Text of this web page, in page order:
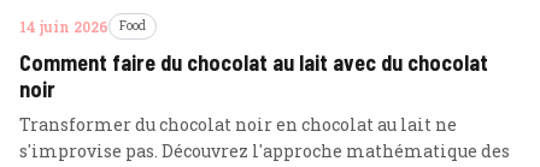
14 juin 2026 Food
Comment faire du chocolat au lait avec du chocolat
noir
Transformer du chocolat noir en chocolat au lait ne
s'improvise pas. Découvrez l'approche mathématique des